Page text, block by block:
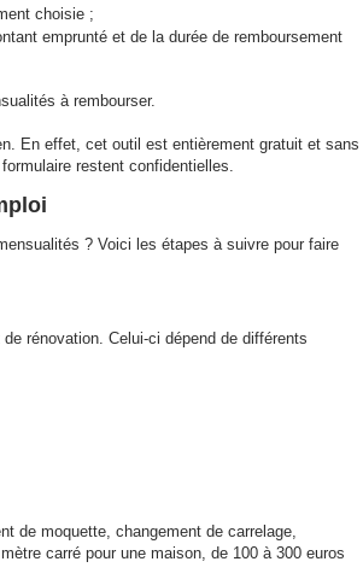
choisie ;
emprunté et de la durée de remboursement
à rembourser.
En effet, cet outil est entièrement gratuit et sans
restent confidentielles.
? Voici les étapes à suivre pour faire
rénovation. Celui-ci dépend de différents
de moquette, changement de carrelage,
carré pour une maison, de 100 à 300 euros